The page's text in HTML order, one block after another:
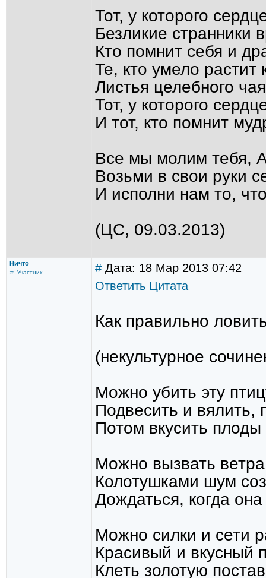
Тот, у которого
Безликие странники
Кто помнит себя и
Те, кто умело
Листья целебного
Тот, у которого
И тот, кто помнит
Все мы молим тебя,
Возьми в свои руки
И исполни нам то,
(ЦС, 09.03.2013)
Ничто
♒ Участник # Дата: 18 Мар 2013 07:42
Ответить Цитата
Как правильно
(некультурное
Можно убить эту
Подвесить и вялить,
Потом вкусить
Можно вызвать
Колотушками шум
Дождаться, когда
Можно силки и сети
Красивый и вкусный
Клеть золотую